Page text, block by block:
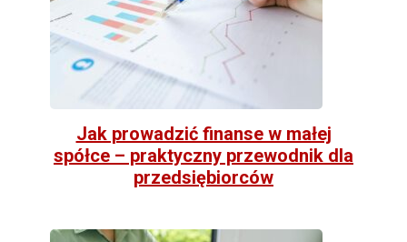
Jak prowadzić finanse w małej
spółce – praktyczny przewodnik dla
przedsiębiorców